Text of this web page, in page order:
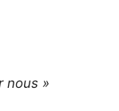
nous »